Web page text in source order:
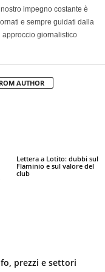
impegno costante è
e sempre guidati dalla
giornalistico
AUTHOR
Lettera a Lotito: dubbi sul
Flaminio e sul valore del
club
prezzi e settori